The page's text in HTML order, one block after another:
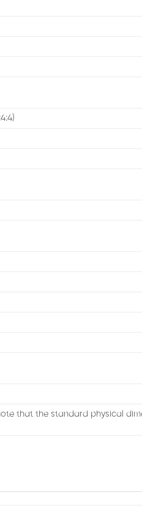
that the standard physical